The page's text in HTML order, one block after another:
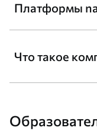
Платформы
Что такое